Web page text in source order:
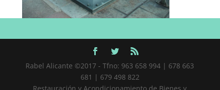
Rabel Alicante ©2017 - Tfno: 963 658 994 | 678 663
681 | 679 498 822